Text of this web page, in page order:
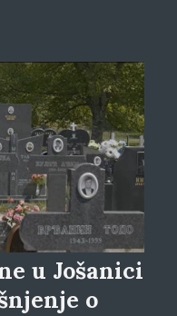
u Jošanici
o